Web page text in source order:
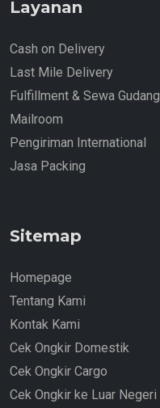
Layanan
Cash on Delivery
Last Mile Delivery
Fulfillment & Sewa Gudang
Mailroom
Pengiriman International
Jasa Packing
Sitemap
Homepage
Tentang Kami
Kontak Kami
Cek Ongkir Domestik
Cek Ongkir Cargo
Cek Ongkir ke Luar Negeri